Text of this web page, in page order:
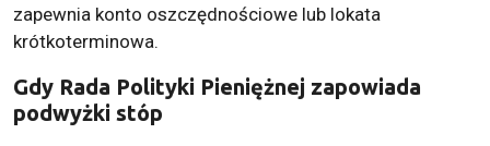
zapewnia konto oszczędnościowe lub lokata
krótkoterminowa.
Gdy Rada Polityki Pieniężnej zapowiada
podwyżki stóp